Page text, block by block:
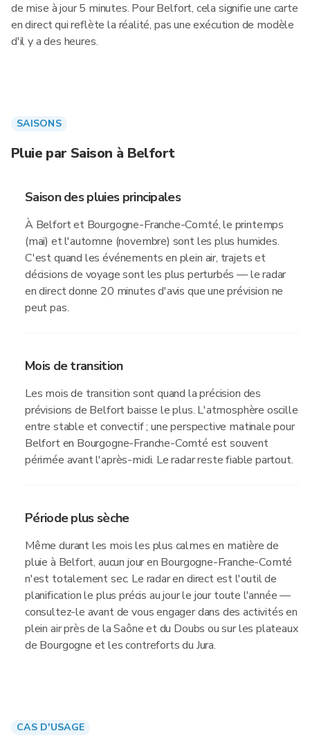
de mise à jour 5 minutes. Pour Belfort, cela signifie une carte
en direct qui reflète la réalité, pas une exécution de modèle
d'il y a des heures.
SAISONS
Pluie par Saison à Belfort
Saison des pluies principales
À Belfort et Bourgogne-Franche-Comté, le printemps
(mai) et l'automne (novembre) sont les plus humides.
C'est quand les événements en plein air, trajets et
décisions de voyage sont les plus perturbés — le radar
en direct donne 20 minutes d'avis que une prévision ne
peut pas.
Mois de transition
Les mois de transition sont quand la précision des
prévisions de Belfort baisse le plus. L'atmosphère oscille
entre stable et convectif ; une perspective matinale pour
Belfort en Bourgogne-Franche-Comté est souvent
périmée avant l'après-midi. Le radar reste fiable partout.
Période plus sèche
Même durant les mois les plus calmes en matière de
pluie à Belfort, aucun jour en Bourgogne-Franche-Comté
n'est totalement sec. Le radar en direct est l'outil de
planification le plus précis au jour le jour toute l'année —
consultez-le avant de vous engager dans des activités en
plein air près de la Saône et du Doubs ou sur les plateaux
de Bourgogne et les contreforts du Jura.
CAS D'USAGE